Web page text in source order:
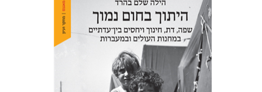
הילה שלם בהרד